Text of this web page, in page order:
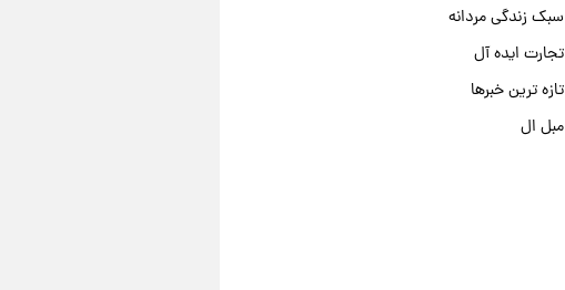
سبک زندگی مردانه
تجارت ایده آل
تازه ترین خبرها
مبل ال